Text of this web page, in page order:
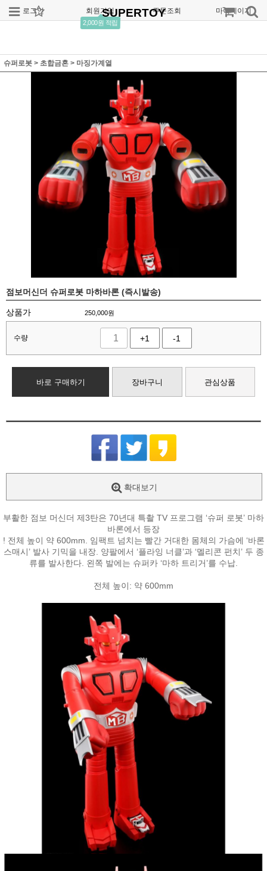
로그인 회원가입
2,000원 적립
주문조회 마이페이지
SUPERTOY
슈퍼로봇 > 초합금혼 > 마징가계열
점보머신더 슈퍼로봇 마하바론 (즉시발송)
상품가 250,000원
수량 +1 -1
바로 구매하기 장바구니 관심상품
확대보기
부활한 점보 머신더 제3탄은 70년대 특촬 TV 프로그램 ‘슈퍼 로봇’ 마하
바론에서 등장
! 전체 높이 약 600mm. 임팩트 넘치는 빨간 거대한 몸체의 가슴에 ‘바론
스매시’ 발사 기믹을 내장. 양팔에서 ‘플라잉 너클’과 ‘멜리콘 펀치’ 두 종
류를 발사한다. 왼쪽 발에는 슈퍼카 ‘마하 트리거’를 수납.
전체 높이: 약 600mm